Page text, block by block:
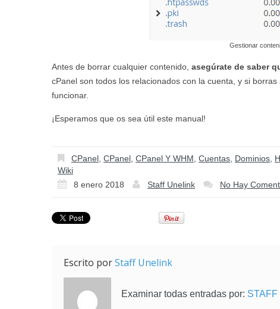
Gestionar
Antes de borrar cualquier contenido, asegúrate de saber
cPanel son todos los relacionados con la cuenta, y si
funcionar.
¡Esperamos que os sea útil este manual!
CPanel, CPanel, CPanel Y WHM, Cuentas, Dominios,
Wiki
8 enero 2018
Staff Unelink No Hay
Escrito porStaff Unelink
Examinar todas entradas por: